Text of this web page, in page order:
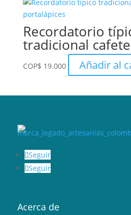
Recordatorio
tradicional
COP$ 19.000 Añadir al
Seguir
Seguir
Acerca de